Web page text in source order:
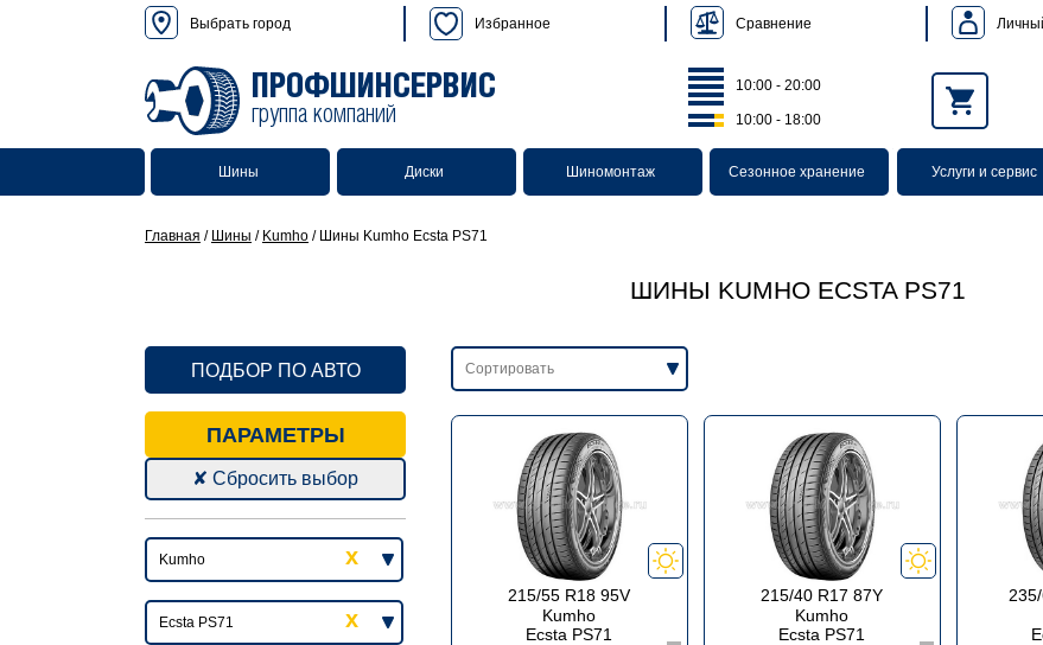
Выбрать город Избранное Сравнение
ПРОФШИНСЕРВИС
группа компаний
10:00 - 20:00
10:00 - 18:00
Шины Диски Шиномонтаж Сезонное хранение Услуги и сервис
Главная / Шины / Kumho / Шины Kumho Ecsta PS71
ШИНЫ KUMHO ECSTA PS71
ПОДБОР ПО АВТО
ПАРАМЕТРЫ
✘ Сбросить выбор
215/55 R18 95V
Kumho
Ecsta PS71
215/40 R17 87Y
Kumho
Ecsta PS71